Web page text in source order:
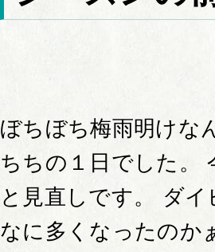
ぼちぼち梅雨明けな
ちちの１日でした。
と見直しです。 ダ
なに多くなったのか